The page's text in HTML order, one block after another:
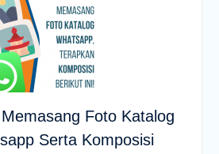
Foto Katalog
Serta Komposisi